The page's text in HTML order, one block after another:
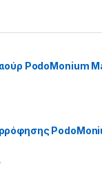
PodoMonium